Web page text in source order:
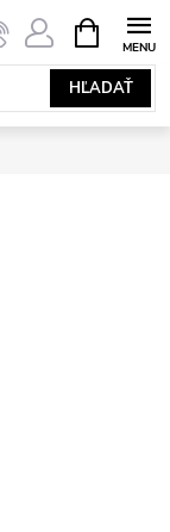
HĽADAŤ
KOŠÍK